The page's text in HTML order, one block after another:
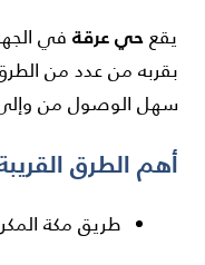
يقعحي عرقة في
بقربه من عدد من
سهل الوصول من وإلى
أهم الطرق
طريق مكة